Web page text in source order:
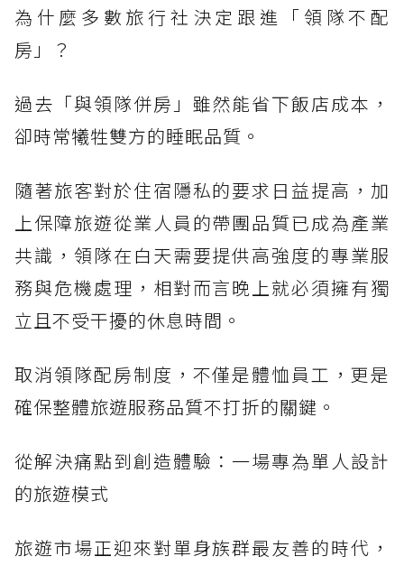
為什麼多數旅行社決定跟進「領隊不配
房」？
過去「與領隊併房」雖然能省下飯店成本，
卻時常犧牲雙方的睡眠品質。
隨著旅客對於住宿隱私的要求日益提高，加
上保障旅遊從業人員的帶團品質已成為產業
共識，領隊在白天需要提供高強度的專業服
務與危機處理，相對而言晚上就必須擁有獨
立且不受干擾的休息時間。
取消領隊配房制度，不僅是體恤員工，更是
確保整體旅遊服務品質不打折的關鍵。
從解決痛點到創造體驗：一場專為單人設計
的旅遊模式
旅遊市場正迎來對單身族群最友善的時代，